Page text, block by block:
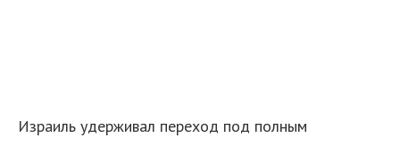
Израиль удерживал переход под полным